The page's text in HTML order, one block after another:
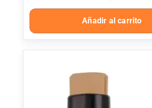
Añadir al carrito